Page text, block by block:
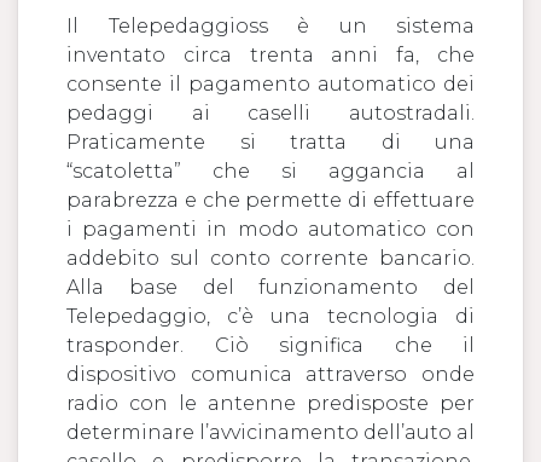
Il Telepedaggioss è un sistema
inventato circa trenta anni fa, che
consente il pagamento automatico dei
pedaggi ai caselli autostradali.
Praticamente si tratta di una
“scatoletta” che si aggancia al
parabrezza e che permette di effettuare
i pagamenti in modo automatico con
addebito sul conto corrente bancario.
Alla base del funzionamento del
Telepedaggio, c’è una tecnologia di
trasponder. Ciò significa che il
dispositivo comunica attraverso onde
radio con le antenne predisposte per
determinare l’avvicinamento dell’auto al